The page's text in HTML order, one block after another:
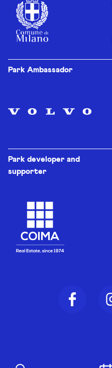
Park Ambassador
Park developer and
supporter